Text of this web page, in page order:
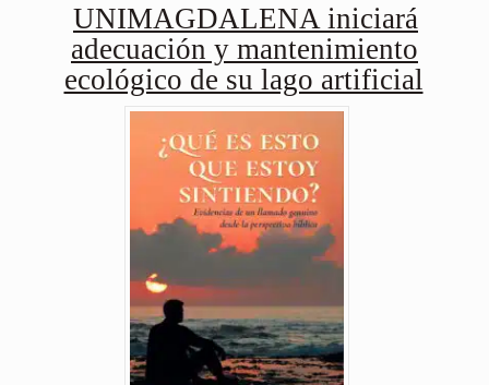
UNIMAGDALENA iniciará
adecuación y mantenimiento
ecológico de su lago artificial